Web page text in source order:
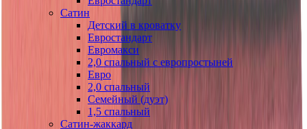
Сатин
Детский в кроватку
Евростандарт
Евромакси
2,0 спальный с европростыней
Евро
2,0 спальный
Семейный (дуэт)
1,5 спальный
Сатин-жаккард